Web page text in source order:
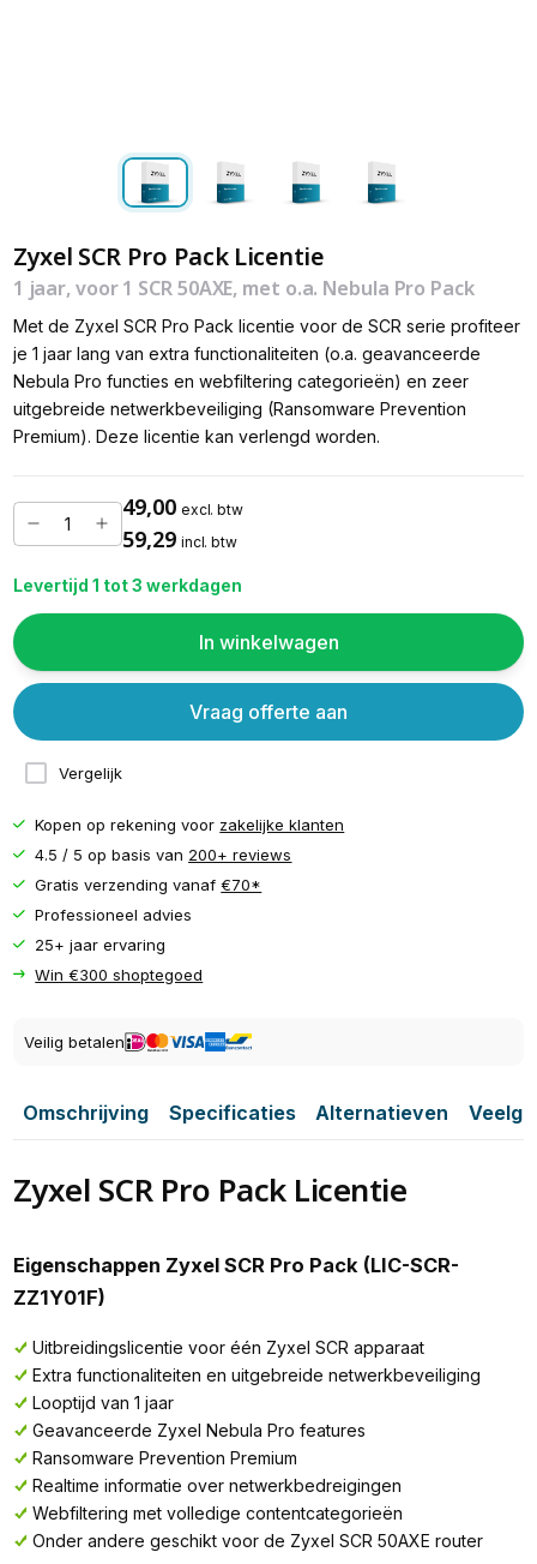
Zyxel SCR Pro Pack Licentie
1 jaar, voor 1 SCR 50AXE, met o.a. Nebula Pro Pack
Met de Zyxel SCR Pro Pack licentie voor de SCR serie profiteer
je 1 jaar lang van extra functionaliteiten (o.a. geavanceerde
Nebula Pro functies en webfiltering categorieën) en zeer
uitgebreide netwerkbeveiliging (Ransomware Prevention
Premium). Deze licentie kan verlengd worden.
49,00 excl. btw
59,29 incl. btw
Levertijd 1 tot 3 werkdagen
In winkelwagen
Vergelijk
Vraag offerte aan
Kopen op rekening voor zakelijke klanten
4.5 / 5 op basis van 200+ reviews
Gratis verzending vanaf€70*
Professioneel advies
25+ jaar ervaring
Win €300 shoptegoed
Veilig betalen
Omschrijving Specificaties Alternatieven
Zyxel SCR Pro Pack Licentie
Eigenschappen Zyxel SCR Pro Pack (LIC-SCR-
ZZ1Y01F)
Uitbreidingslicentie voor één Zyxel SCR apparaat
Extra functionaliteiten en uitgebreide netwerkbeveiliging
Looptijd van 1 jaar
Geavanceerde Zyxel Nebula Pro features
Ransomware Prevention Premium
Realtime informatie over netwerkbedreigingen
Webfiltering met volledige contentcategorieën
Onder andere geschikt voor de Zyxel SCR 50AXE router